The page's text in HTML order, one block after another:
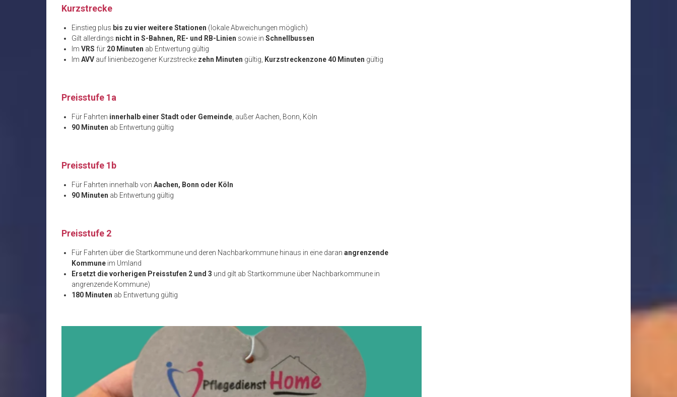
Kurzstrecke
Einstieg plus bis zu vier weitere Stationen (lokale Abweichungen möglich)
Gilt allerdings nicht in S-Bahnen, RE- und RB-Linien sowie in Schnellbussen
Im VRS für 20 Minuten ab Entwertung gültig
Im AVV auf linienbezogener Kurzstrecke zehn Minuten gültig, Kurzstreckenzone 40 Minuten gültig
Preisstufe 1a
Für Fahrten innerhalb einer Stadt oder Gemeinde , außer Aachen, Bonn, Köln
90 Minuten ab Entwertung gültig
Preisstufe 1b
Für Fahrten innerhalb von Aachen, Bonn oder Köln
90 Minuten ab Entwertung gültig
Preisstufe 2
Für Fahrten über die Startkommune und deren Nachbarkommune hinaus in eine daran angrenzende
Kommune im Umland
Ersetzt die vorherigen Preisstufen 2 und 3 und gilt ab Startkommune über Nachbarkommune in
angrenzende Kommune)
180 Minuten ab Entwertung gültig